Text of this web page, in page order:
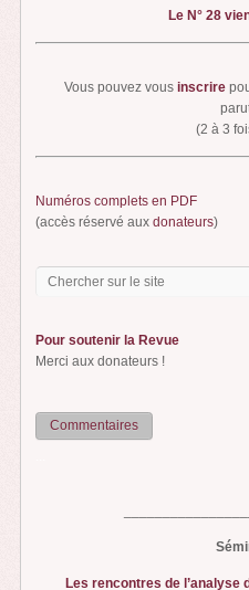
Le N° 28
Vous pouvez vous inscrire
(2 à 3
Numéros complets en PDF
(accès réservé auxdonateurs)
Pour soutenir la Revue
Merci aux donateurs !
Commentaires
Les rencontres de